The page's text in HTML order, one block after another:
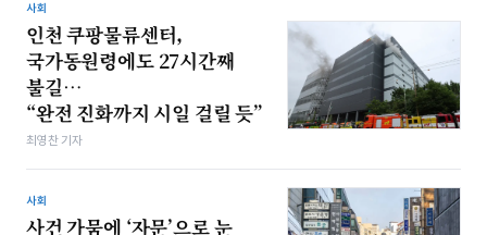
사회
인천 쿠팡물류센터,
국가동원령에도 27시간째
불길…
“완전 진화까지 시일 걸릴 듯”
최영찬 기자
사회
사건 가뭄에 ‘자문’으로 눈